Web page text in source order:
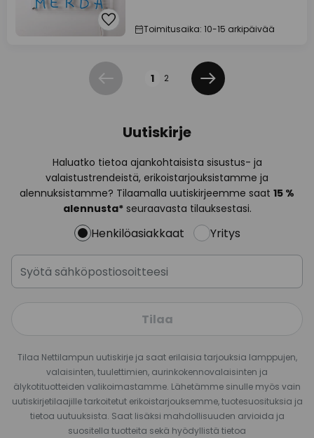
Toimitusaika: 10-15 arkipäivää
Edellinen 1 2
Seuraava
Uutiskirje
Haluatko tietoa ajankohtaisista sisustus- ja
valaistustrendeistä, erikoistarjouksistamme ja
alennuksistamme? Tilaamalla uutiskirjeemme saat 15 %
alennusta*seuraavasta tilauksestasi.
Henkilöasiakkaat Yritys
Tilaa
Tilaa Nettilampun uutiskirje ja saat erilaisia tarjouksia lamppujen,
valaisinten, tuulettimien, aurinkokennovalaisinten ja
älykotituotteiden valikoimastamme. Lähetämme sinulle myös vain
uutiskirjetilaajille tarkoitetut erikoistarjouksemme, tuotesuosituksia ja
tietoa uutuuksista. Saat lisäksi mahdollisuuden arvioida ja
suositella tuotteita sekä hyödyllistä tietoa